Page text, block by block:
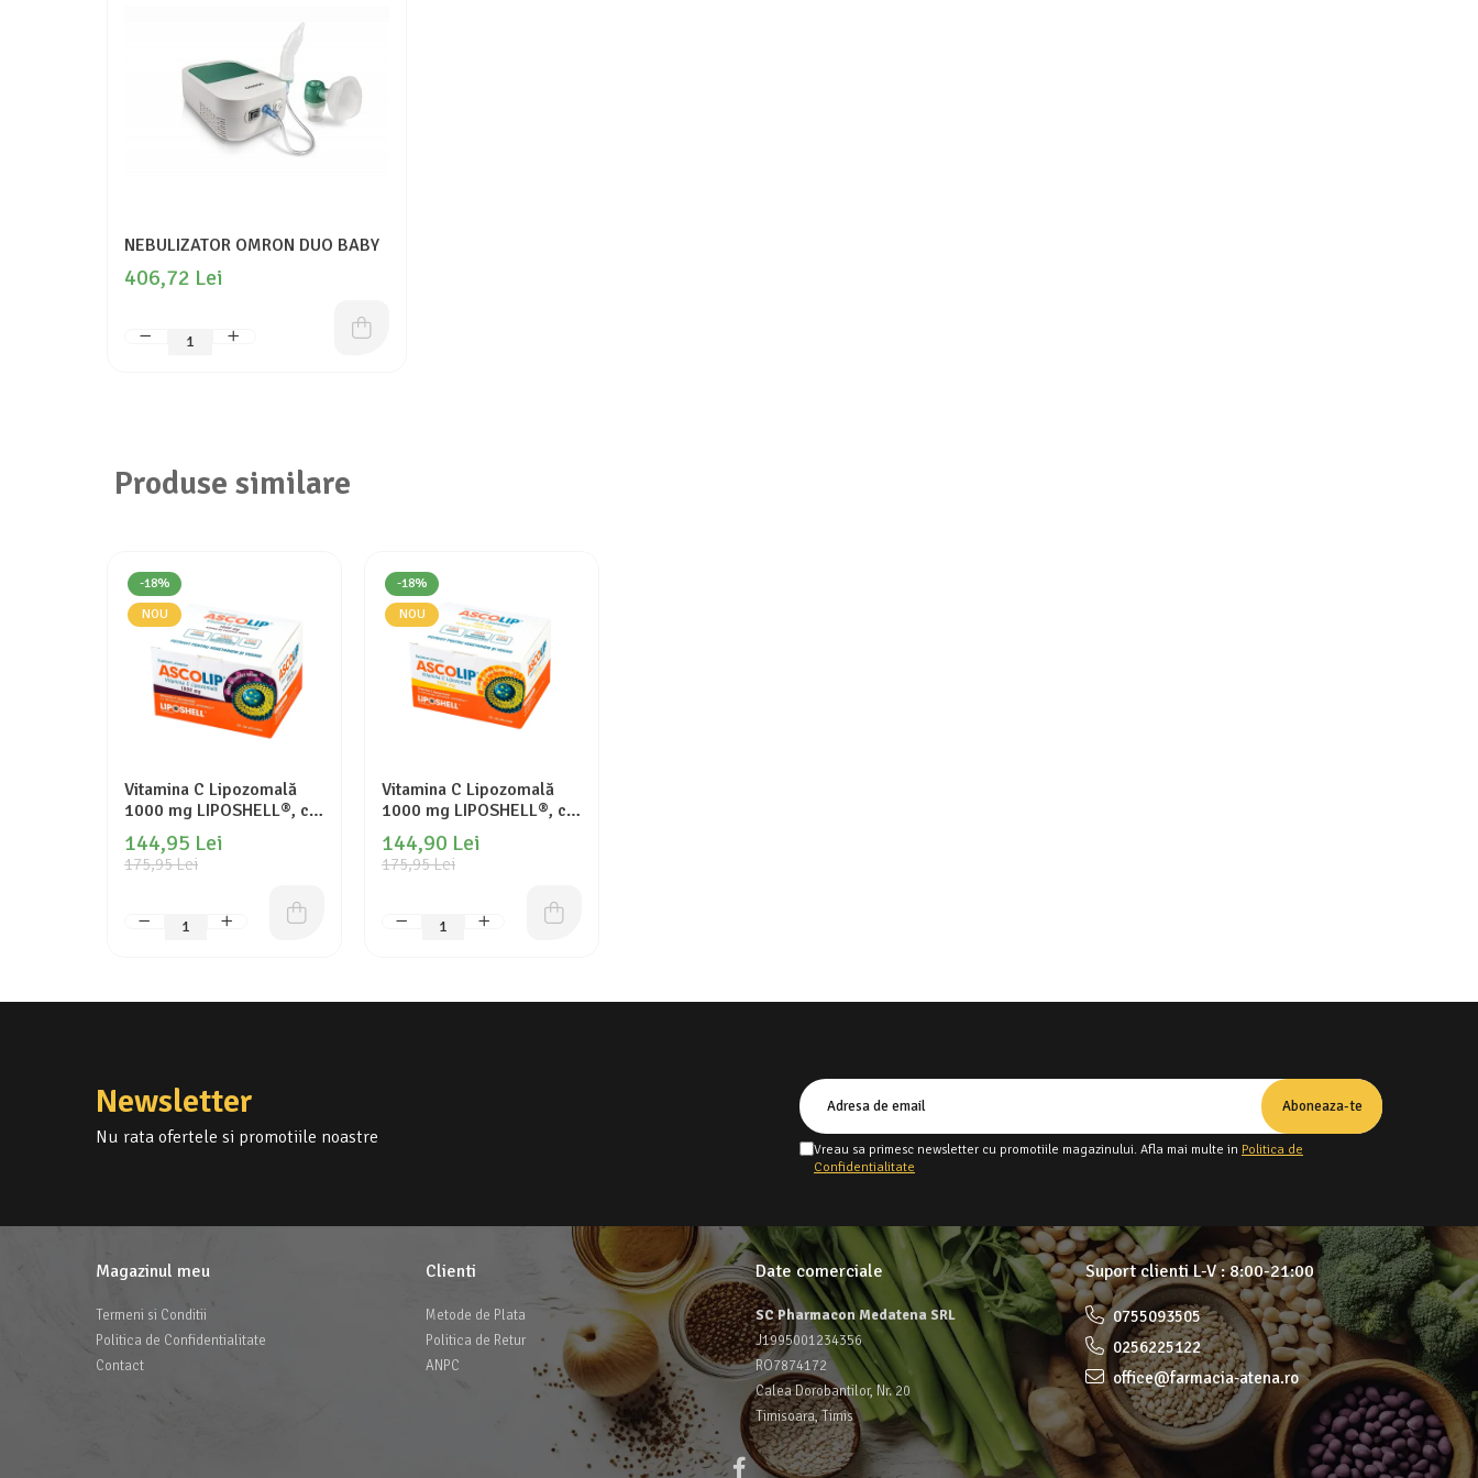
NEBULIZATOR OMRON DUO BABY
406,72 Lei
Produse similare
-18%
NOU
Vitamina C Lipozomală
1000 mg LIPOSHELL®, cu
aromă de coacăze (30
plicuri), ASCOLIP
175,95 Lei
144,95 Lei
-18%
NOU
Vitamina C Lipozomală
1000 mg LIPOSHELL®, cu
aromă de portocale (30
plicuri), ASCOLIP
175,95 Lei
144,90 Lei
Newsletter
Nu rata ofertele si promotiile noastre
Vreau sa primesc newsletter cu promotiile magazinului. Afla mai multe in Politica de
Confidentialitate
Magazinul meu
Termeni si Conditii
Politica de Confidentialitate
Contact
Clienti
Metode de Plata
Politica de Retur
ANPC
Date comerciale
SC Pharmacon Medatena SRL
J1995001234356
RO7874172
Calea Dorobantilor, Nr. 20
Timisoara, Timis
Suport clientiL-V : 8:00-21:00
0755093505
0256225122
office@farmacia-atena.ro